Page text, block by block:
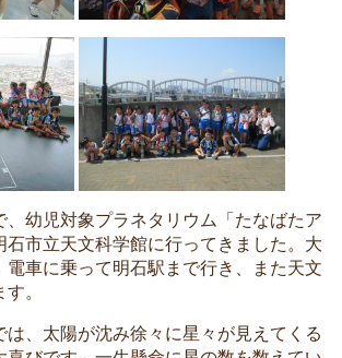
、幼児対象プラネタリウム「たなばたア
石市立天文科学館に行ってきました。大
電車に乗って明石駅まで行き、また天文
。
は、太陽が沈み徐々に星々が見えてくる